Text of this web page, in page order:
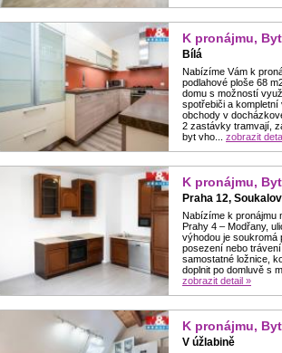
K pronájmu,
Bílá
Nabízíme Vám k
podlahové ploše 68
domu s možností
spotřebiči a
obchody v
2 zastávky tramvají,
byt vho... zobrazit
K pronájmu,
Praha 12,
Nabízíme k pronájmu
Prahy 4 – Modřany,
výhodou je soukromá
posezení nebo
samostatné ložnice,
doplnit po domluvě s
zobrazit detail »
K pronájmu,
V úžlabině